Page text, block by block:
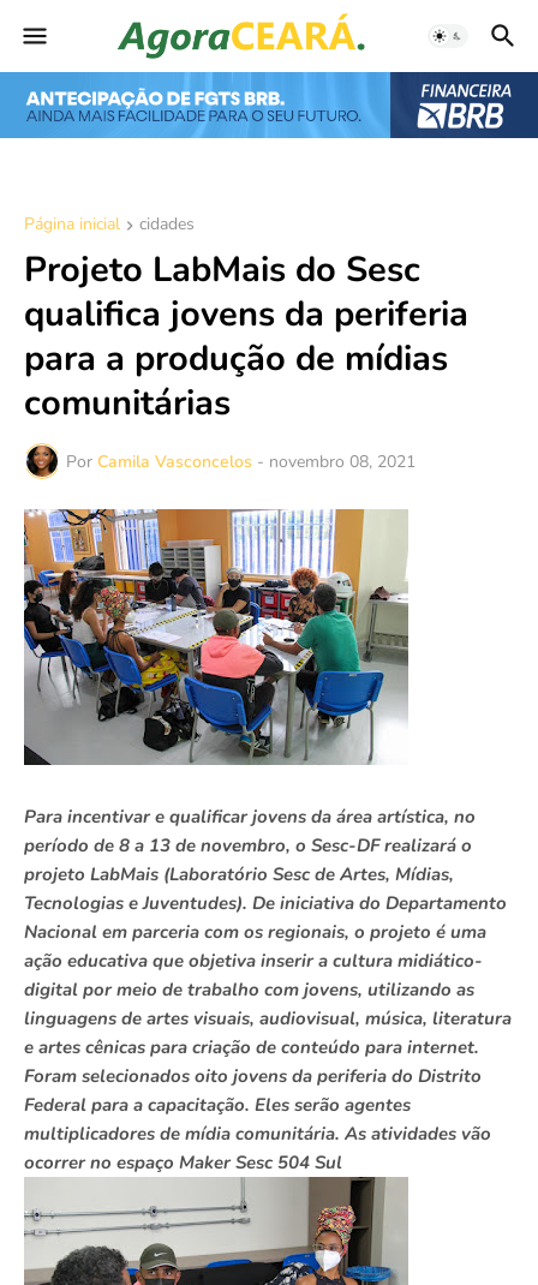
Página inicial cidades
Projeto LabMais do Sesc
qualifica jovens da periferia
para a produção de mídias
comunitárias
Por Camila Vasconcelos - novembro 08, 2021
Para incentivar e qualificar jovens da área artística, no
período de 8 a 13 de novembro, o Sesc-DF realizará o
projeto LabMais (Laboratório Sesc de Artes, Mídias,
Tecnologias e Juventudes). De iniciativa do Departamento
Nacional em parceria com os regionais, o projeto é uma
ação educativa que objetiva inserir a cultura midiático-
digital por meio de trabalho com jovens, utilizando as
linguagens de artes visuais, audiovisual, música, literatura
e artes cênicas para criação de conteúdo para internet.
Foram selecionados oito jovens da periferia do Distrito
Federal para a capacitação. Eles serão agentes
multiplicadores de mídia comunitária. As atividades vão
ocorrer no espaço Maker Sesc 504 Sul